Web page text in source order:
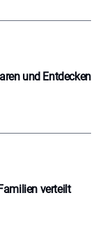
und Entdecken
verteilt